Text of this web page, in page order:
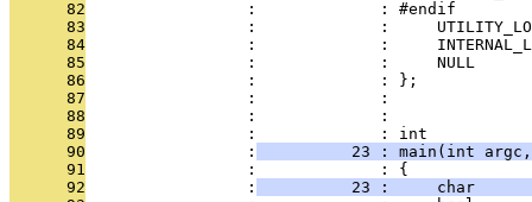
      82
                 :             : #endif
      83
:             :
      84
:             :
      85
                 :             :     NULL
      86
                 :             : };
      87
                 :             :
      88
                 :             :
      89
                 :             : int
      90
                 :
23 : main(int
      91
                 :             : {
      92
                 :
23 :     char